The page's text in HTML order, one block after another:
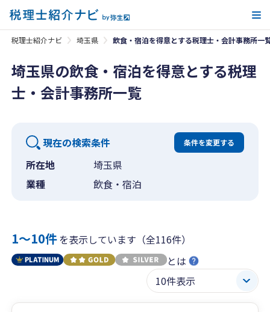
税理士紹介ナビ 埼玉県 飲食・宿泊を得意とする税理士・会計事務所一
埼玉県の飲食・宿泊を得意とする税理
士・会計事務所一覧
現在の検索条件 条件を変更する
所在地
埼玉県
業種
飲食・宿泊
1〜10件を表示しています（全116件）
とは